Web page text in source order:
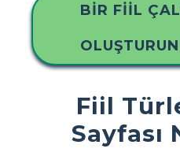
BIR FIIL
OLUŞTURUN
Fiil
Sayfası